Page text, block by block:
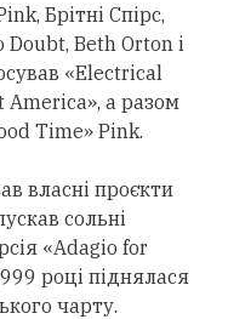
Брітні Спірс,
Doubt, Beth Orton і
«Electrical
America», а разом
Time» Pink.
власні проєкти
сольні
«Adagio for
році піднялася
чарту.